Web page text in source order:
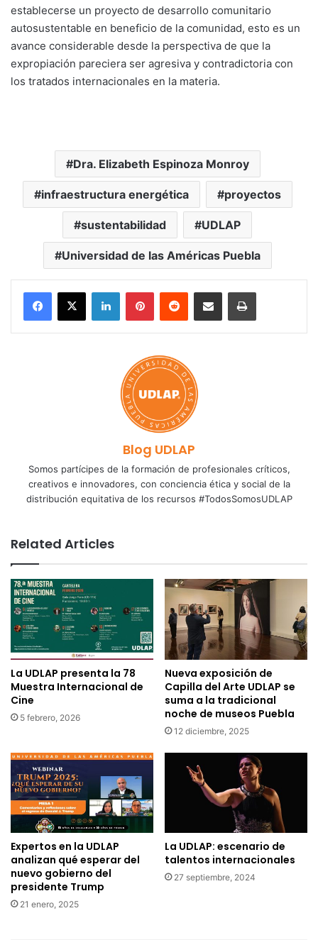
establecerse un proyecto de desarrollo comunitario
autosustentable en beneficio de la comunidad, esto es un
avance considerable desde la perspectiva de que la
expropiación pareciera ser agresiva y contradictoria con
los tratados internacionales en la materia.
Dra. Elizabeth Espinoza Monroy
infraestructura energética proyectos
sustentabilidad UDLAP
Universidad de las Américas Puebla
LinkedInPinterestReddit Share via Email Print
Blog UDLAP
Somos partícipes de la formación de profesionales críticos,
creativos e innovadores, con conciencia ética y social de la
distribución equitativa de los recursos #TodosSomosUDLAP
Related Articles
La UDLAP presenta la 78
Muestra Internacional de
Cine
5 febrero, 2026
Nueva exposición de
Capilla del Arte UDLAP se
suma a la tradicional
noche de museos Puebla
12 diciembre, 2025
Expertos en la UDLAP
analizan qué esperar del
nuevo gobierno del
presidente Trump
21 enero, 2025
La UDLAP: escenario de
talentos internacionales
27 septiembre, 2024